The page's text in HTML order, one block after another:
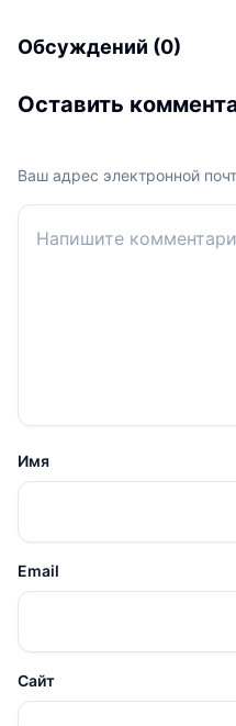
Обсуждений (0)
Оставить
Ваш адрес электронной
Ваш комментарий
Имя
Email
Сайт